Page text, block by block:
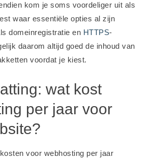
kom je soms voordeliger uit als
waar essentiële opties al zijn
domeinregistratie en HTTPS-
daarom altijd goed de inhoud van
voordat je kiest.
wat kost
per jaar voor
voor webhosting per jaar